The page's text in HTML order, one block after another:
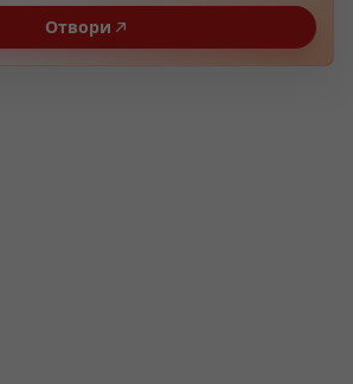
Отвори